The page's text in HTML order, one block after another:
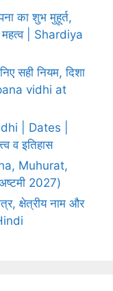
का शुभ मुहूर्त,
महत्व | Shardiya
सही नियम, दिशा
vidhi at
| Dates |
व इतिहास
Muhurat,
2027)
क्षेत्रीय नाम और